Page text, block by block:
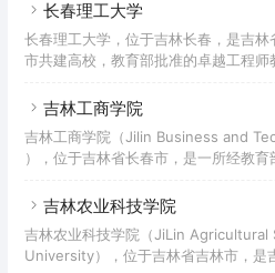
动漫游戏人才的高等学府，是亚洲最大
长春理工大学
长春理工大学，位于吉林长春，是吉
市共建高校，教育部批准的卓越工程师
全育人”综合改革试点高校，上海合作
校，首批教育部、国家外专局“高等学
特色高水平应用研究型大学”建设项目
吉林工商学院
吉林工商学院（Jilin Business and
），位于吉林省长春市，是一所经教
科院校，具备联合培养硕士研究生资
粮食高等专科学校合并升本组建而成。
通过教育部本科教学工作合格评估。
吉林农业科技学院
吉林农业科技学院（JiLin
University），位于吉林省吉林市，是